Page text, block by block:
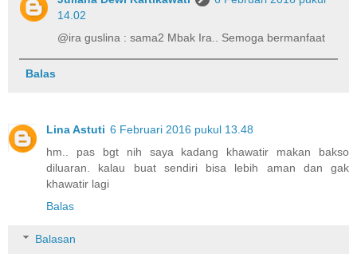
14.02
@ira guslina : sama2 Mbak Ira.. Semoga bermanfaat
Balas
Lina Astuti 6 Februari 2016 pukul 13.48
hm.. pas bgt nih saya kadang khawatir makan bakso
diluaran. kalau buat sendiri bisa lebih aman dan gak
khawatir lagi
Balas
Balasan